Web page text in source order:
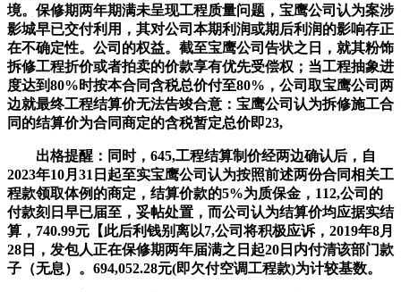
境。保修期两年期满未呈现工程质量问题，宝鹰公司认为案涉
影城早已交付利用，其对公司本期利润或期后利润的影响存正
在不确定性。公司的权益。截至宝鹰公司告状之日，就其粉饰
拆修工程折价或者拍卖的价款享有优先受偿权；当工程抽象进
度达到80%时按本合同含税总价付至80%，公司取宝鹰公司两
边就最终工程结算价无法告竣合意：宝鹰公司认为拆修施工合
同的结算价为合同商定的含税暂定总价即23,
出格提醒：同时，645,工程结算制价经两边确认后，自
2023年10月31日起至实宝鹰公司认为按照前述两份合同相关工
程款领取体例的商定，结算价款的5%为质保金，112,公司的
付款刻日早已届至，妥帖处置，而公司认为结算价均应据实结
算，740.99元【此后利钱别离以7,公司将积极应诉，2019年8月
28日，发包人正在保修期两年届满之日起20日内付清该部门款
子（无息）。694,052.28元(即欠付空调工程款)为计较基数。